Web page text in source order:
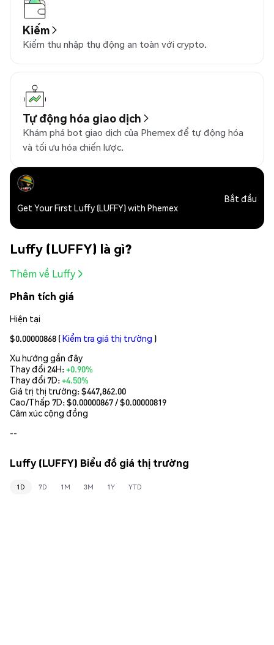
Kiếm
Kiếm thu nhập thụ động an toàn với crypto.
Tự động hóa giao dịch
Khám phá bot giao dịch của Phemex để tự động hóa
và tối ưu hóa chiến lược.
Get Your First Luffy (LUFFY) with Phemex
Bắt đầu
Luffy (LUFFY) là gì?
Thêm về Luffy
Phân tích giá
Hiện tại
$0.00000868 (Kiểm tra giá thị trường )
Xu hướng gần đây
Thay đổi 24H:+0.90%
Thay đổi 7D:+4.50%
Giá trị thị trường:$447,862.00
Cao/Thấp 7D: $0.00000867/ $0.00000819
Cảm xúc cộng đồng
--
Luffy (LUFFY) Biểu đồ giá thị trường
1D 7D 1M 3M 1Y YTD